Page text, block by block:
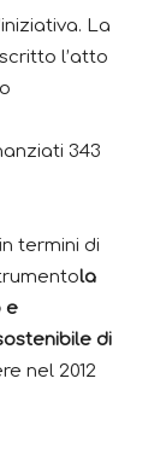
La
l’atto
343
termini di
la
e
di
nel 2012